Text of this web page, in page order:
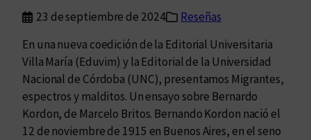
23 de septiembre de 2024
Reseñas
En una nueva coedición de la Editorial Universitaria
Villa María (Eduvim) y la Editorial de la Universidad
Nacional de Córdoba (UNC), presentamos Migrantes,
espectros y malditos. Un ensayo sobre Bernardo
Kordon, de Marcelo Britos. Bernando Kordon nació el
12 de noviembre de 1915 en Buenos Aires, en el seno